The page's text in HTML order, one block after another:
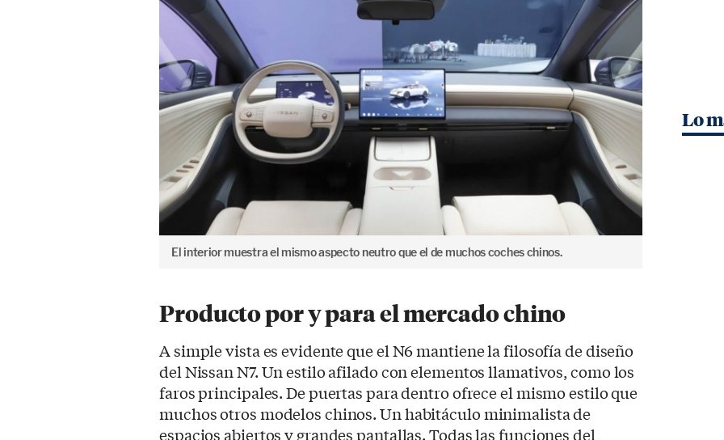
El interior muestra el mismo aspecto neutro que el de muchos coches chinos.
Producto por y para el mercado chino
A simple vista es evidente que el N6 mantiene la filosofía de diseño
del Nissan N7. Un estilo afilado con elementos llamativos, como los
faros principales. De puertas para dentro ofrece el mismo estilo que
muchos otros modelos chinos. Un habitáculo minimalista de
espacios abiertos y grandes pantallas. Todas las funciones del
Lo